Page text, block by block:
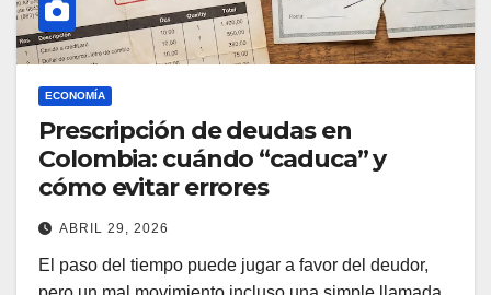
ECONOMÍA
Prescripción de deudas en
Colombia: cuándo “caduca” y
cómo evitar errores
ABRIL 29, 2026
El paso del tiempo puede jugar a favor del deudor,